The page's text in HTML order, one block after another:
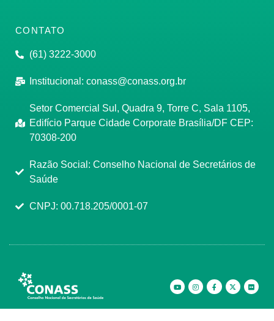
CONTATO
(61) 3222-3000
Institucional: conass@conass.org.br
Setor Comercial Sul, Quadra 9, Torre C, Sala 1105,
Edifício Parque Cidade Corporate Brasília/DF CEP:
70308-200
Razão Social: Conselho Nacional de Secretários de
Saúde
CNPJ: 00.718.205/0001-07